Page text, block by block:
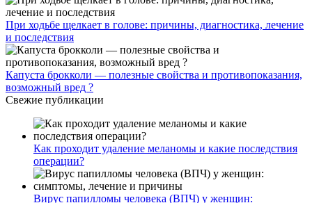
При ходьбе щелкает в голове: причины, диагностика, лечение
и последствия
Капуста брокколи — полезные свойства и противопоказания,
возможный вред ?
Свежие публикации
Как проходит удаление меланомы и какие последствия
операции?
Вирус папилломы человека (ВПЧ) у женщин: